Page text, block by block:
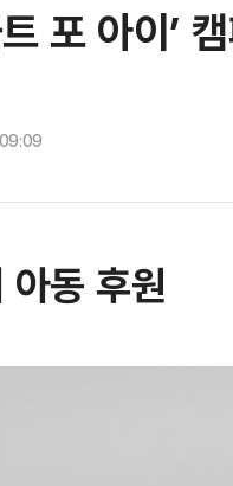
포 아이’
동 후원